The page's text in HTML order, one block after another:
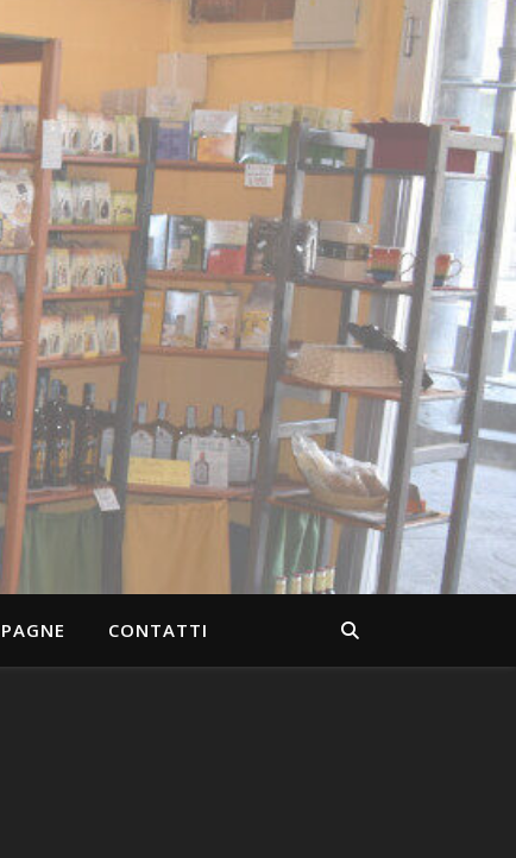
CONTATTI